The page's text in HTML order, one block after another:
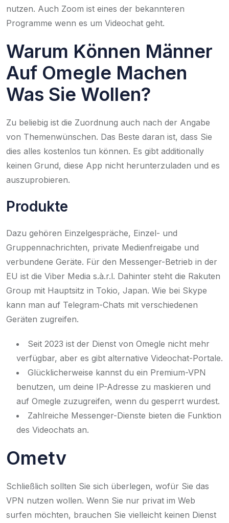
nutzen. Auch Zoom ist eines der bekannteren
Programme wenn es um Videochat geht.
Warum Können Männer
Auf Omegle Machen
Was Sie Wollen?
Zu beliebig ist die Zuordnung auch nach der Angabe
von Themenwünschen. Das Beste daran ist, dass Sie
dies alles kostenlos tun können. Es gibt additionally
keinen Grund, diese App nicht herunterzuladen und es
auszuprobieren.
Produkte
Dazu gehören Einzelgespräche, Einzel- und
Gruppennachrichten, private Medienfreigabe und
verbundene Geräte. Für den Messenger-Betrieb in der
EU ist die Viber Media s.à.r.l. Dahinter steht die Rakuten
Group mit Hauptsitz in Tokio, Japan. Wie bei Skype
kann man auf Telegram-Chats mit verschiedenen
Geräten zugreifen.
Seit 2023 ist der Dienst von Omegle nicht mehr
verfügbar, aber es gibt alternative Videochat-Portale.
Glücklicherweise kannst du ein Premium-VPN
benutzen, um deine IP-Adresse zu maskieren und
auf Omegle zuzugreifen, wenn du gesperrt wurdest.
Zahlreiche Messenger-Dienste bieten die Funktion
des Videochats an.
Ometv
Schließlich sollten Sie sich überlegen, wofür Sie das
VPN nutzen wollen. Wenn Sie nur privat im Web
surfen möchten, brauchen Sie vielleicht keinen Dienst